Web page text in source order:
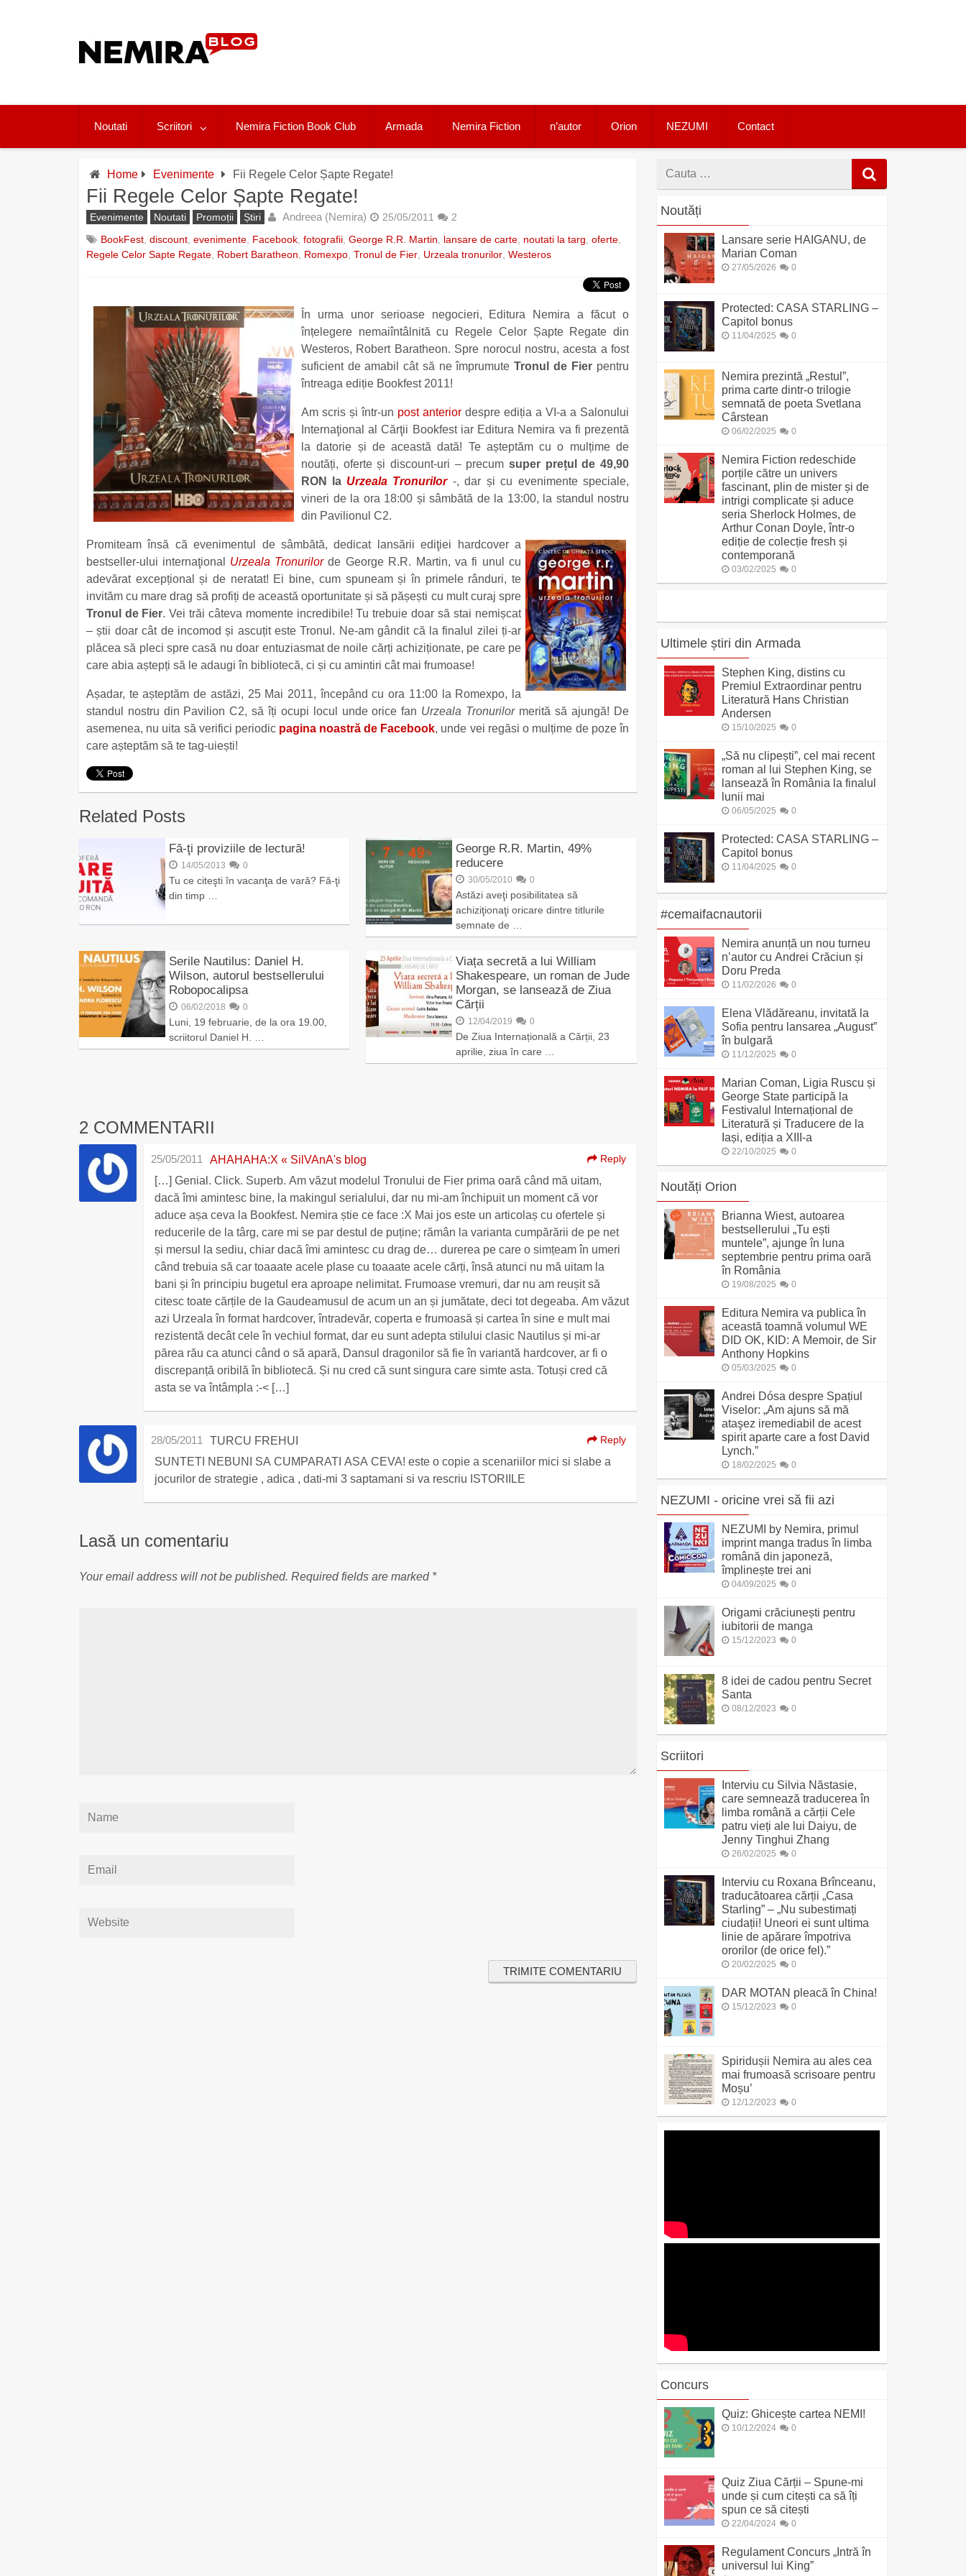
Noutati Scriitori Nemira Fiction Book Club Armada Nemira Fiction n’autor Orion NEZUMI Contact
Home Evenimente Fii Regele Celor Șapte Regate!
Fii Regele Celor Șapte Regate!
Evenimente Noutati Promoții Știri Andreea (Nemira) 25/05/2011
2
BookFest discount evenimente Facebook fotografii George R.R. Martin lansare de carte noutati la targ oferte
Regele Celor Sapte Regate Robert Baratheon Romexpo Tronul de Fier Urzeala tronurilor Westeros
În urma unor serioase negocieri, Editura Nemira a făcut o
înțelegere nemaiîntâlnită cu Regele Celor Șapte Regate din
Westeros, Robert Baratheon. Spre norocul nostru, acesta a fost
suficient de amabil cât să ne împrumute Tronul de Fier pentru
întreaga ediție Bookfest 2011!
Am scris și într-un post anterior despre ediția a VI-a a Salonului
Internaţional al Cărţii Bookfest iar Editura Nemira va fi prezentă
la datorie și de această dată! Te așteptăm cu o mulțime de
noutăți, oferte și discount-uri – precum super prețul de 49,90
RON la Urzeala Tronurilor-, dar și cu evenimente speciale,
vineri de la ora 18:00 și sâmbătă de la 13:00, la standul nostru
din Pavilionul C2.
Promiteam însă că evenimentul de sâmbătă, dedicat lansării ediţiei hardcover a
bestseller-ului internaţional Urzeala Tronurilorde George R.R. Martin, va fi unul cu
adevărat excepțional și de neratat! Ei bine, cum spuneam și în primele rânduri, te
invităm cu mare drag să profiți de această oportunitate și să pășești cu mult curaj spre
Tronul de Fier. Vei trăi câteva momente incredibile! Tu trebuie doar să stai nemișcat
– știi doar cât de incomod și ascuțit este Tronul. Ne-am gândit că la finalul zilei ți-ar
plăcea să pleci spre casă nu doar entuziasmat de noile cărți achiziționate, pe care pe
care abia aștepți să le adaugi în bibliotecă, ci și cu amintiri cât mai frumoase!
Așadar, te așteptăm de astăzi, 25 Mai 2011, începând cu ora 11:00 la Romexpo, la
standul nostru din Pavilion C2, să îți ocupi locul unde orice fan Urzeala Tronurilormerită să ajungă! De
asemenea, nu uita să verifici periodic pagina noastră de Facebook, unde vei regăsi o mulțime de poze în
care așteptăm să te tag-uiești!
Related Posts
Fă-ţi proviziile de lectură!
14/05/2013 0
Tu ce citeşti în vacanţa de vară? Fă-ţi
din timp …
George R.R. Martin, 49%
reducere
30/05/2010 0
Astăzi aveţi posibilitatea să
achiziţionaţi oricare dintre titlurile
semnate de …
Serile Nautilus: Daniel H.
Wilson, autorul bestsellerului
Robopocalipsa
06/02/2018 0
Luni, 19 februarie, de la ora 19.00,
scriitorul Daniel H. …
Viața secretă a lui William
Shakespeare, un roman de Jude
Morgan, se lansează de Ziua
Cărții
12/04/2019 0
De Ziua Internațională a Cărții, 23
aprilie, ziua în care …
2 COMMENTARII
AHAHAHA:X « SilVAnA's blog
25/05/2011 Reply
[…] Genial. Click. Superb. Am văzut modelul Tronului de Fier prima oară când mă uitam,
dacă îmi amintesc bine, la makingul serialului, dar nu mi-am închipuit un moment că vor
aduce așa ceva la Bookfest. Nemira știe ce face :X Mai jos este un articolaș cu ofertele și
reducerile de la târg, care mi se par destul de puține; rămân la varianta cumpărării de pe net
și mersul la sediu, chiar dacă îmi amintesc cu drag de… durerea pe care o simțeam în umeri
când trebuia să car toaaate acele plase cu toaaate acele cărți, însă atunci nu mă uitam la
bani și în principiu bugetul era aproape nelimitat. Frumoase vremuri, dar nu am reușit să
citesc toate cărțile de la Gaudeamusul de acum un an și jumătate, deci tot degeaba. Am văzut
azi Urzeala în format hardcover, întradevăr, coperta e frumoasă și cartea în sine e mult mai
rezistentă decât cele în vechiul format, dar eu sunt adepta stilului clasic Nautilus și mi-ar
părea rău ca atunci când o să apară, Dansul dragonilor să fie în variantă hardcover, ar fi o
discrepanță oribilă în bibliotecă. Și nu cred că sunt singura care simte asta. Totuși cred că
asta se va întâmpla :-< […]
TURCU FREHUI
28/05/2011 Reply
SUNTETI NEBUNI SA CUMPARATI ASA CEVA! este o copie a scenariilor mici si slabe a
jocurilor de strategie , adica , dati-mi 3 saptamani si va rescriu ISTORIILE
Lasă un comentariu
Your email address will not be published. Required fields are marked *
Cauta
Noutăți
Lansare serie HAIGANU, de
Marian Coman
27/05/2026 0
Protected: CASA STARLING –
Capitol bonus
11/04/2025 0
Nemira prezintă „Restul”,
prima carte dintr-o trilogie
semnată de poeta Svetlana
Cârstean
06/02/2025 0
Nemira Fiction redeschide
porțile către un univers
fascinant, plin de mister și de
intrigi complicate și aduce
seria Sherlock Holmes, de
Arthur Conan Doyle, într-o
ediție de colecție fresh și
contemporană
03/02/2025 0
Ultimele știri din Armada
Stephen King, distins cu
Premiul Extraordinar pentru
Literatură Hans Christian
Andersen
15/10/2025 0
„Să nu clipești”, cel mai recent
roman al lui Stephen King, se
lansează în România la finalul
lunii mai
06/05/2025 0
Protected: CASA STARLING –
Capitol bonus
11/04/2025 0
#cemaifacnautorii
Nemira anunță un nou turneu
n’autor cu Andrei Crăciun și
Doru Preda
11/02/2026 0
Elena Vlădăreanu, invitată la
Sofia pentru lansarea „August”
în bulgară
11/12/2025 0
Marian Coman, Ligia Ruscu și
George State participă la
Festivalul Internațional de
Literatură și Traducere de la
Iași, ediția a XIII-a
22/10/2025 0
Noutăți Orion
Brianna Wiest, autoarea
bestsellerului „Tu ești
muntele”, ajunge în luna
septembrie pentru prima oară
în România
19/08/2025 0
Editura Nemira va publica în
această toamnă volumul WE
DID OK, KID: A Memoir, de Sir
Anthony Hopkins
05/03/2025 0
Andrei Dósa despre Spațiul
Viselor: „Am ajuns să mă
ataşez iremediabil de acest
spirit aparte care a fost David
Lynch.”
18/02/2025 0
NEZUMI - oricine vrei să fii azi
NEZUMI by Nemira, primul
imprint manga tradus în limba
română din japoneză,
împlinește trei ani
04/09/2025 0
Origami crăciunești pentru
iubitorii de manga
15/12/2023 0
8 idei de cadou pentru Secret
Santa
08/12/2023 0
Scriitori
Interviu cu Silvia Năstasie,
care semnează traducerea în
limba română a cărții Cele
patru vieți ale lui Daiyu, de
Jenny Tinghui Zhang
26/02/2025 0
Interviu cu Roxana Brînceanu,
traducătoarea cărții „Casa
Starling” – „Nu subestimați
ciudații! Uneori ei sunt ultima
linie de apărare împotriva
ororilor (de orice fel).”
20/02/2025 0
DAR MOTAN pleacă în China!
15/12/2023 0
Spiridușii Nemira au ales cea
mai frumoasă scrisoare pentru
Moșu’
12/12/2023 0
Concurs
Quiz: Ghicește cartea NEMI!
10/12/2024 0
Quiz Ziua Cărții – Spune-mi
unde și cum citești ca să îți
spun ce să citești
22/04/2024 0
Regulament Concurs „Intră în
universul lui King”